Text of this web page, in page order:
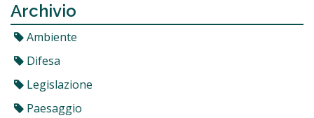
Archivio
Ambiente
Difesa
Legislazione
Paesaggio